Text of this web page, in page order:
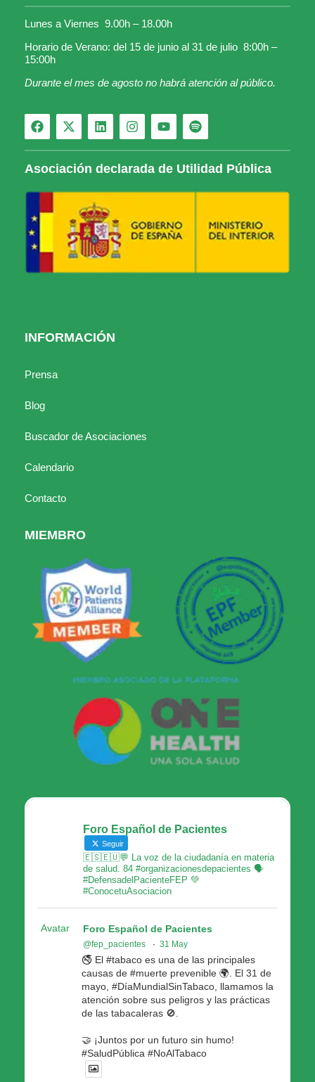
Lunes a Viernes 9.00h – 18.00h
Horario de Verano: del 15 de junio al 31 de julio 8:00h –
15:00h
Durante el mes de agosto no habrá atención al público.
Asociación declarada de Utilidad Pública
INFORMACIÓN
Prensa
Blog
Buscador de Asociaciones
Calendario
Contacto
MIEMBRO
Foro Español de Pacientes
Seguir
🇪🇸🇪🇺💬 La voz de la ciudadanía en materia
de salud. 84 #organizacionesdepacientes 🗣
#DefensadelPacienteFEP 💚
#ConocetuAsociacion
Avatar Foro Español de Pacientes
@fep_pacientes · 31 May
🚭 El #tabaco es una de las principales
causas de #muerte prevenible 🌍. El 31 de
mayo, #DíaMundialSinTabaco, llamamos la
atención sobre sus peligros y las prácticas
de las tabacaleras 🚫.
🤝 ¡Juntos por un futuro sin humo!
#SaludPública #NoAlTabaco